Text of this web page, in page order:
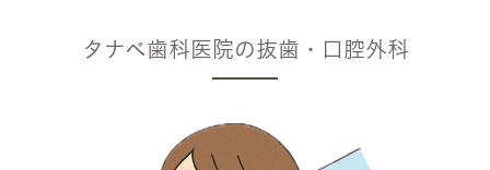
タナベ歯科医院の抜歯・口腔外科